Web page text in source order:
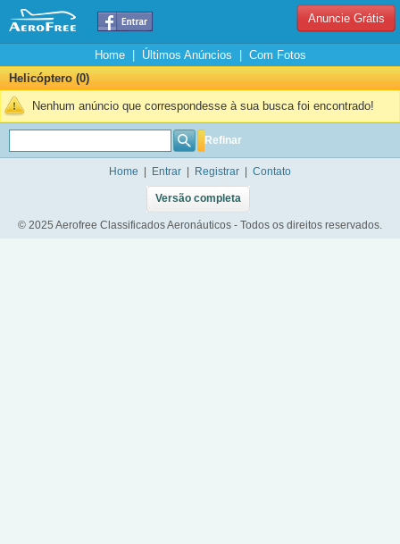
Anuncie Grátis
Home| Últimos Anúncios
Com Fotos
Helicóptero (0)
Nenhum anúncio que correspondesse à sua busca foi encontrado!
Refinar
Home Entrar Registrar Contato
Versão completa
© 2025 Aerofree Classificados Aeronáuticos - Todos os direitos reservados.